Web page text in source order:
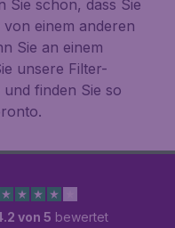
Sie schon, dass Sie
einem anderen
Sie an einem
unsere Filter-
finden Sie so
von 5 bewertet